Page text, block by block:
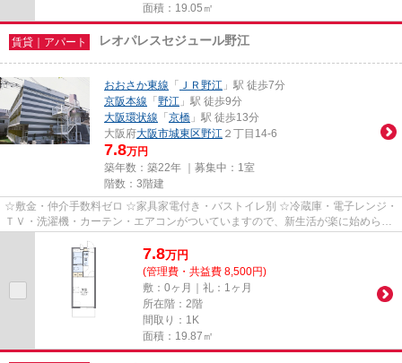
面積：19.05㎡
賃貸｜アパート レオパレスセジュール野江
おおさか東線 「 ＪＲ野江 」駅 徒歩7分
京阪本線 「 野江 」駅 徒歩9分
大阪環状線 「 京橋 」駅 徒歩13分
大阪府大阪市城東区野江 ２丁目14-6
7.8万円
築年数：築22年 ｜募集中： 1室
階数：3階建
☆敷金・仲介手数料ゼロ ☆家具家電付き・バストイレ別 ☆冷蔵庫・電子レンジ・
ＴＶ・洗濯機・カーテン・エアコンがついていますので、新生活が楽に始められ
7.8万円
(管理費・共益費 8,500円)
敷：0ヶ月｜礼：1ヶ月
所在階：2階
間取り：1K
面積：19.87㎡